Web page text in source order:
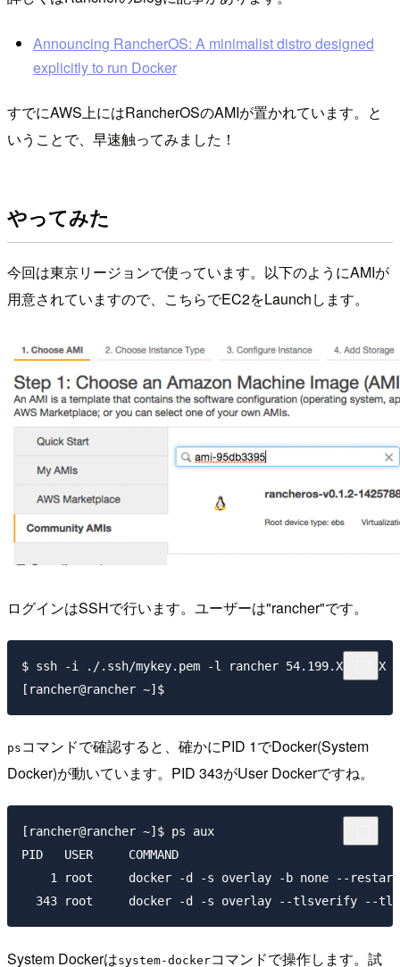
Announcing RancherOS: A minimalist distro designed
explicitly to run Docker
すでにAWS上にはRancherOSのAMIが置かれています。と
いうことで、早速触ってみました！
やってみた
今回は東京リージョンで使っています。以下のようにAMIが
用意されていますので、こちらでEC2をLaunchします。
ログインはSSHで行います。ユーザーは"rancher"です。
$ ssh -i ./.ssh/mykey.pem -l rancher 54.199.XXX.XXX
ps コマンドで確認すると、確かにPID 1でDocker(System
Docker)が動いています。PID 343がUser Dockerですね。
[rancher@rancher ~]$ ps aux
PID   USER     COMMAND
1 root     docker -d -s overlay -b none --
System Dockerはsystem-dockerコマンドで操作します。試